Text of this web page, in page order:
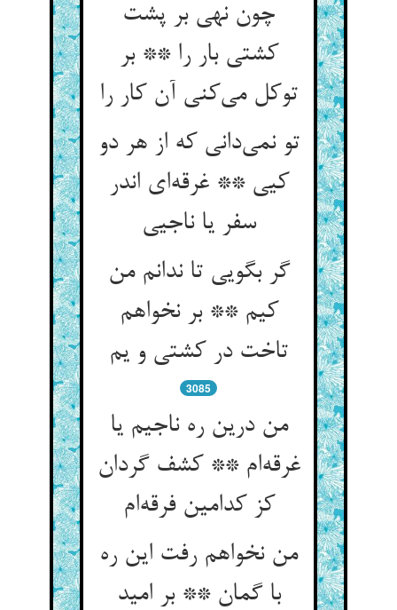
چون نهی بر پشت
کشتی بار را ** بر
توکل می‌کنی آن کار را
تو نمی‌دانی که از هر دو
کیی ** غرقه‌ای اندر
سفر یا ناجیی
گر بگویی تا ندانم من
کیم ** بر نخواهم
تاخت در کشتی و یم
3085
من درین ره ناجیم یا
غرقه‌ام ** کشف گردان
کز کدامین فرقه‌ام
من نخواهم رفت این ره
با گمان ** بر امید